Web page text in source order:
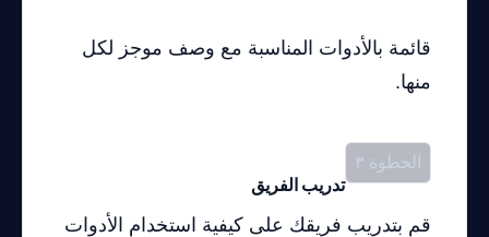
قائمة بالأدوات المناسبة مع وصف موجز لكل
منها.
الخطوة ٣
تدريب الفريق
قم بتدريب فريقك على كيفية استخدام الأدوات